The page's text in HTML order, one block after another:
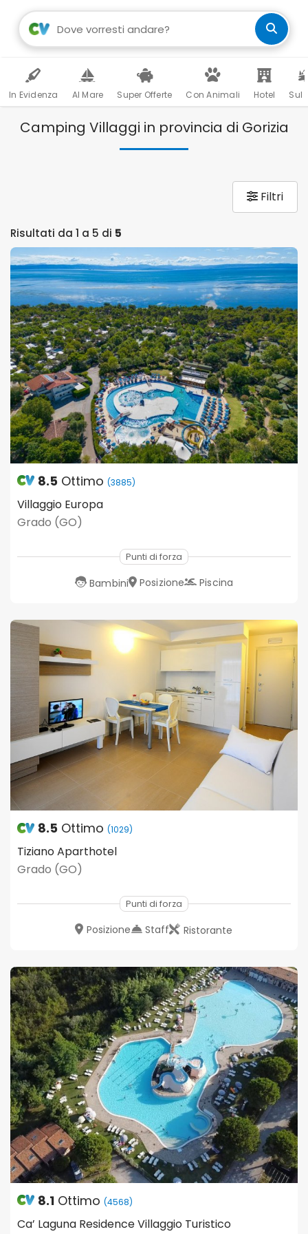
In Evidenza Al Mare Super Offerte Con Animali Hotel Sul
Camping Villaggi in provincia di Gorizia
Filtri
Risultati da 1 a 5 di 5
8.5 Ottimo (3885)
Villaggio Europa
Grado (GO)
Punti di forza
Bambini Posizione Piscina
8.5 Ottimo (1029)
Tiziano Aparthotel
Grado (GO)
Punti di forza
Posizione Staff Ristorante
8.1 Ottimo (4568)
Ca’ Laguna Residence Villaggio Turistico